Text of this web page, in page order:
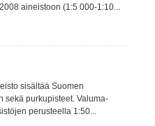
aineistoon (1:5 000-1:10...
sisältää Suomen
sekä purkupisteet. Valuma-
perusteella 1:50...